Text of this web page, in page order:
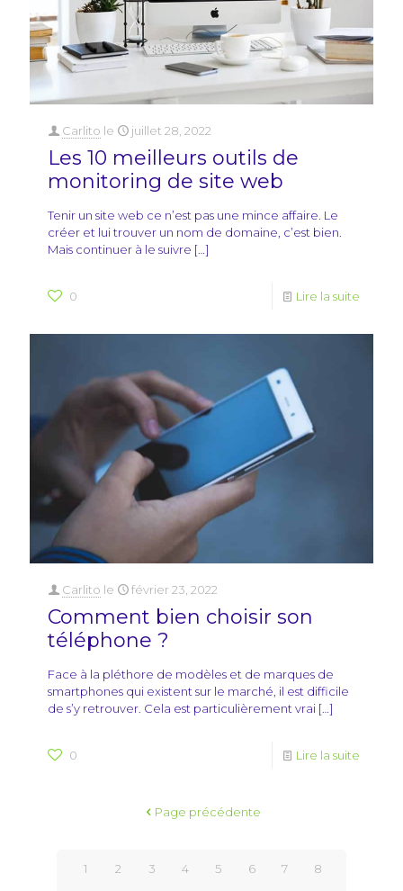
Carlito le juillet 28, 2022
Les 10 meilleurs outils de
monitoring de site web
Tenir un site web ce n’est pas une mince affaire. Le
créer et lui trouver un nom de domaine, c’est bien.
Mais continuer à le suivre […]
0 Lire la suite
Carlito le février 23, 2022
Comment bien choisir son
téléphone ?
Face à la pléthore de modèles et de marques de
smartphones qui existent sur le marché, il est difficile
de s’y retrouver. Cela est particulièrement vrai […]
0 Lire la suite
Page précédente
1 2 3 4 5 6 7 8